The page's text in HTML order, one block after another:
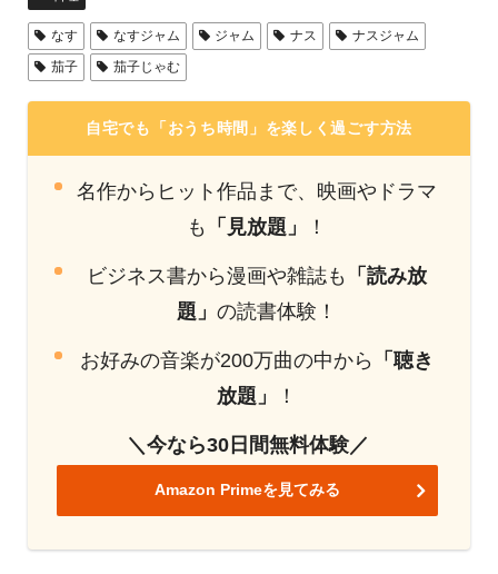
なす なすジャム ジャム ナス
ナスジャム
茄子
茄子じゃむ
自宅でも「おうち時間」を楽しく過ごす方法
名作からヒット作品まで、映画やドラマ
も
「見放題」 ！
ビジネス書から漫画や雑誌も
「読み放
題」の読書体験！
お好みの音楽が200万曲の中から
「聴き
放題」
！
＼今なら30日間無料体験／
Amazon Primeを見てみる